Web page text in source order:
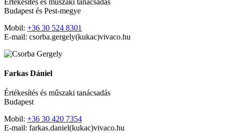
Budapest és Pest-megye
Mobil: +36 30 524 8301
E-mail: csorba.gergely(kukac)vivaco.hu
Farkas Dániel
Értékesítés és műszaki tanácsadás
Budapest
Mobil: +36 30 420 7354
E-mail: farkas.daniel(kukac)vivaco.hu